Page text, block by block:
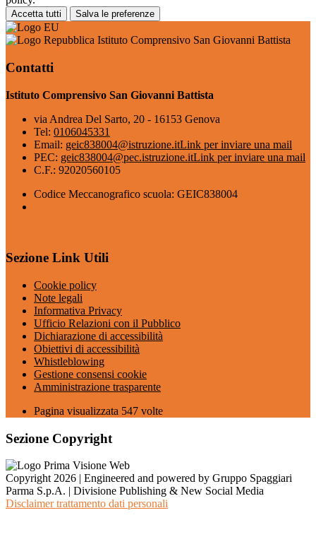
Accetta tutti Salva le preferenze
Istituto Comprensivo San Giovanni Battista
Contatti
Istituto Comprensivo San Giovanni Battista
via Andrea Del Sarto, 20 - 16153 Genova
Tel: 0106045331
Email: geic838004@istruzione.itLink per inviare una mail
PEC: geic838004@pec.istruzione.itLink per inviare una mail
C.F.: 92020560105
Codice Meccanografico scuola: GEIC838004
Sezione Link Utili
Cookie policy
Note legali
Informativa Privacy
Ufficio Relazioni con il Pubblico
Dichiarazione di accessibilità
Obiettivi di accessibilità
Whistleblowing
Gestione consensi cookie
Amministrazione trasparente
Pagina visualizzata 547 volte
Sezione Copyright
Copyright 2026 | Engineered and powered by Gruppo Spaggiari
Parma S.p.A. | Divisione Publishing & New Social Media
Disclaimer trattamento dati personali